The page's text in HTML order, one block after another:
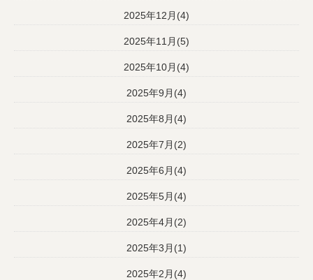
2025年12月(4)
2025年11月(5)
2025年10月(4)
2025年9月(4)
2025年8月(4)
2025年7月(2)
2025年6月(4)
2025年5月(4)
2025年4月(2)
2025年3月(1)
2025年2月(4)